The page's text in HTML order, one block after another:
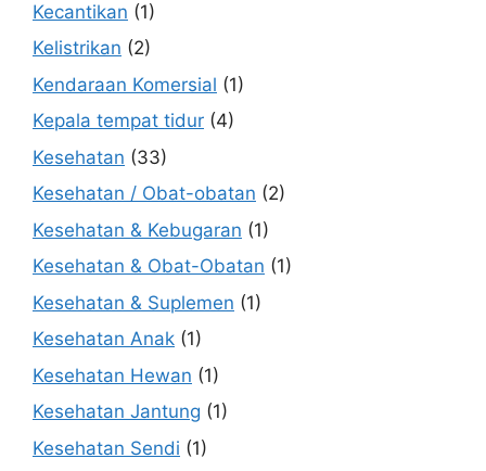
Kecantikan (1)
Kelistrikan (2)
Kendaraan Komersial (1)
Kepala tempat tidur (4)
Kesehatan (33)
Kesehatan / Obat-obatan (2)
Kesehatan & Kebugaran (1)
Kesehatan & Obat-Obatan (1)
Kesehatan & Suplemen (1)
Kesehatan Anak (1)
Kesehatan Hewan (1)
Kesehatan Jantung (1)
Kesehatan Sendi (1)